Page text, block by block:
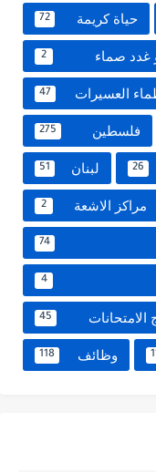
حياة كريمة 72
غدد صماء 2
العسيرات 47
فلسطين 275
26 لبنان 51
مراكز الاشعة 2
74
4
الامتحانات 45
وظائف 118